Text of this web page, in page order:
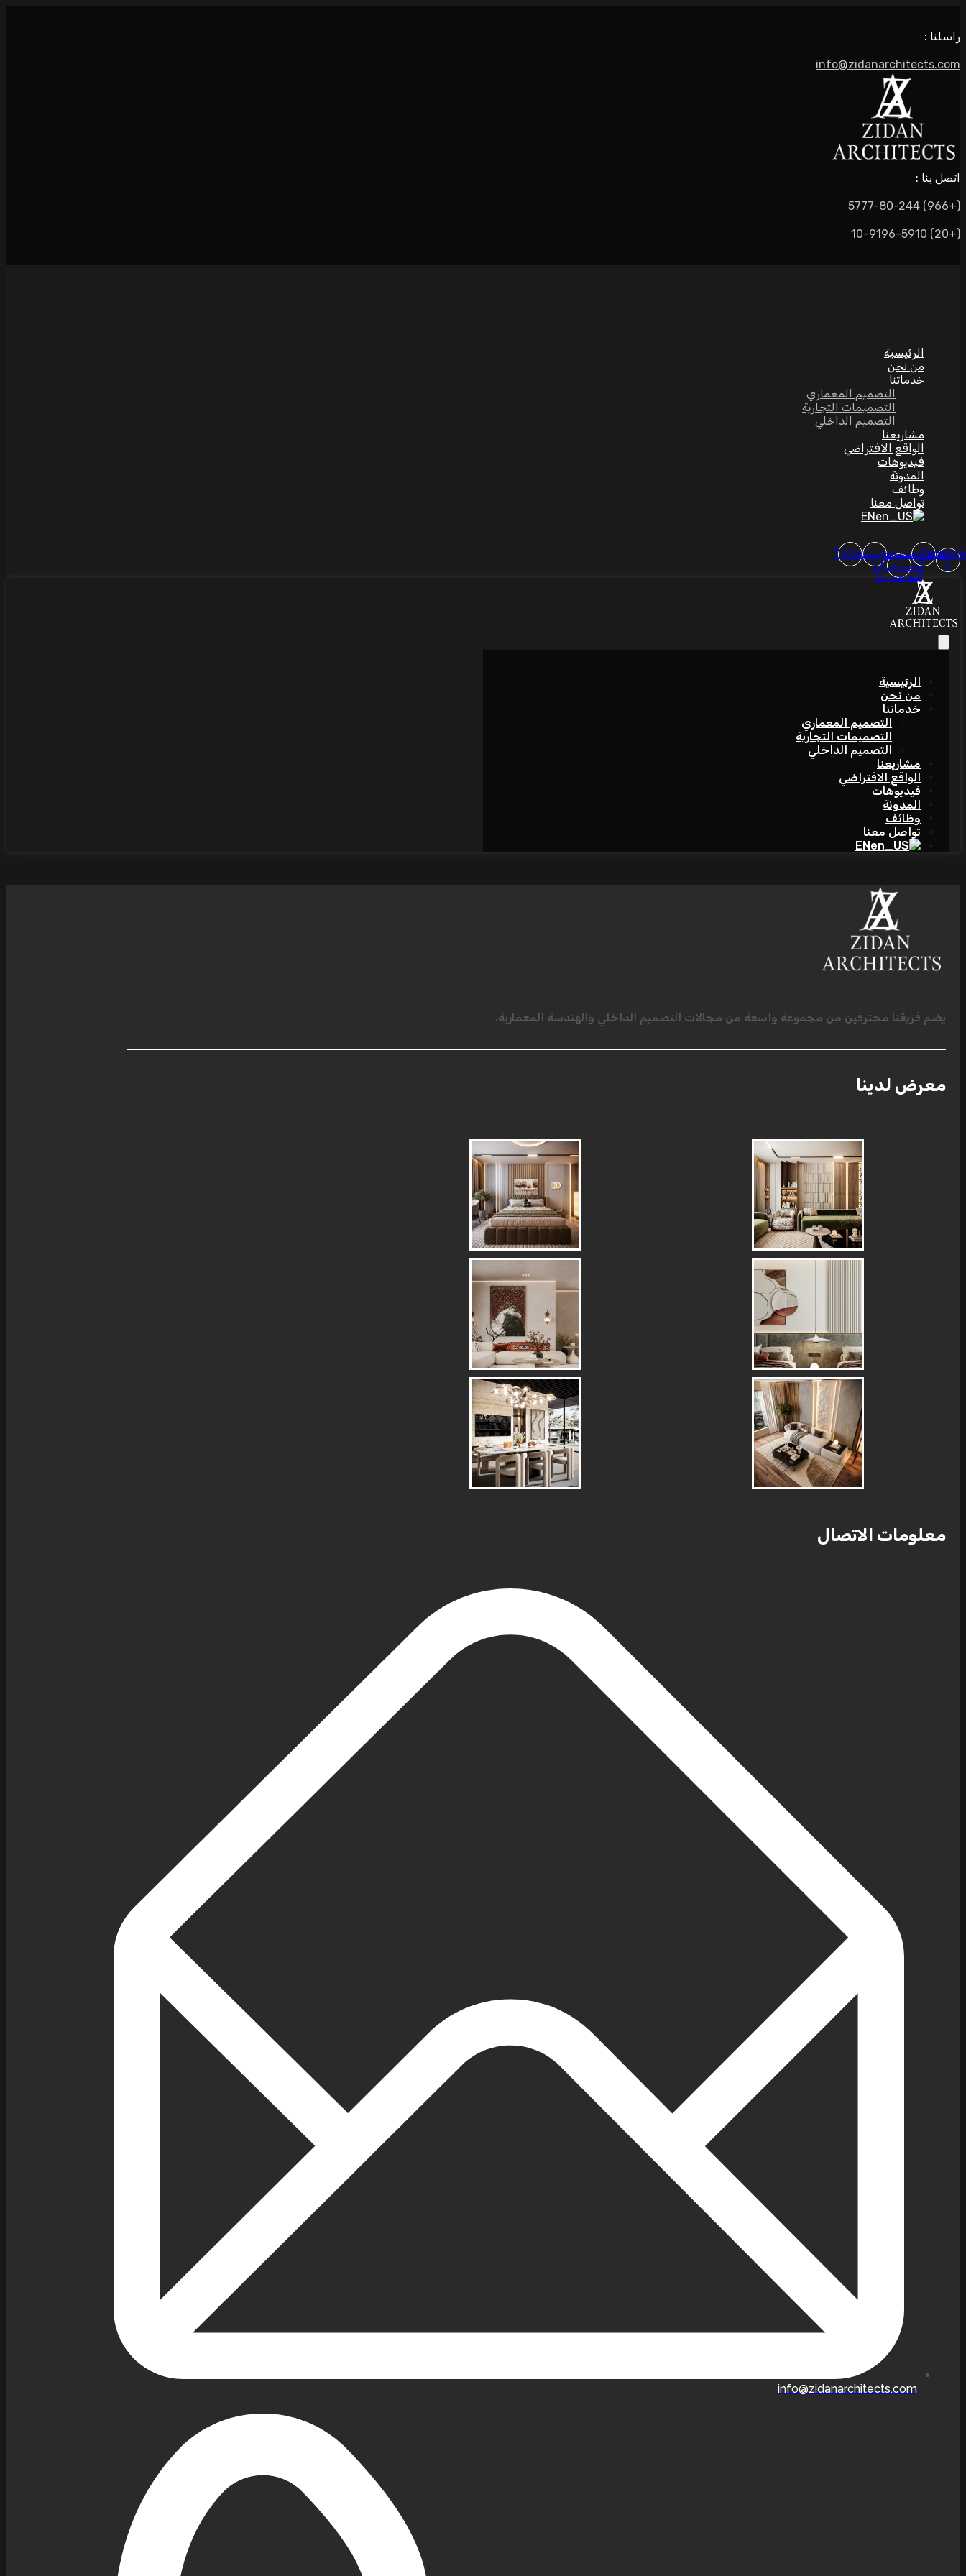
راسلنا :
info@zidanarchitects.com
اتصل بنا :
(+966) 5777-80-244
(+20) 10-9196-5910
الرئيسية
من نحن
خدماتنا
التصميم المعماري
التصميمات التجارية
التصميم الداخلي
مشاريعنا
الواقع الافتراضي
فيديوهات
المدونة
وظائف
تواصل معنا
EN
f
بينتيريستصفحة
الانستجرام
الخاصة بنا
يوتيوبTiktok
الرئيسية
من نحن
خدماتنا
التصميم المعماري
التصميمات التجارية
التصميم الداخلي
مشاريعنا
الواقع الافتراضي
فيديوهات
المدونة
وظائف
تواصل معنا
EN
يضم فريقنا محترفين من مجموعة واسعة من مجالات التصميم الداخلي والهندسة المعمارية.
معرض لدينا
معلومات الاتصال
info@zidanarchitects.com